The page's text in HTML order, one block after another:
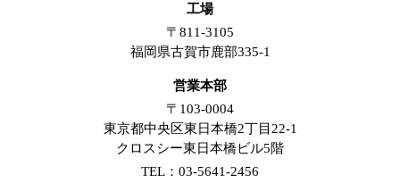
工場
〒811-3105
福岡県古賀市鹿部335-1
営業本部
〒103-0004
東京都中央区東日本橋2丁目22-1
クロスシー東日本橋ビル5階
TEL：03-5641-2456